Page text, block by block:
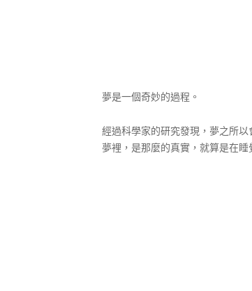
夢是一個奇妙的過程。
經過科學家的研究發現，夢之所
夢裡，是那麼的真實，就算是在